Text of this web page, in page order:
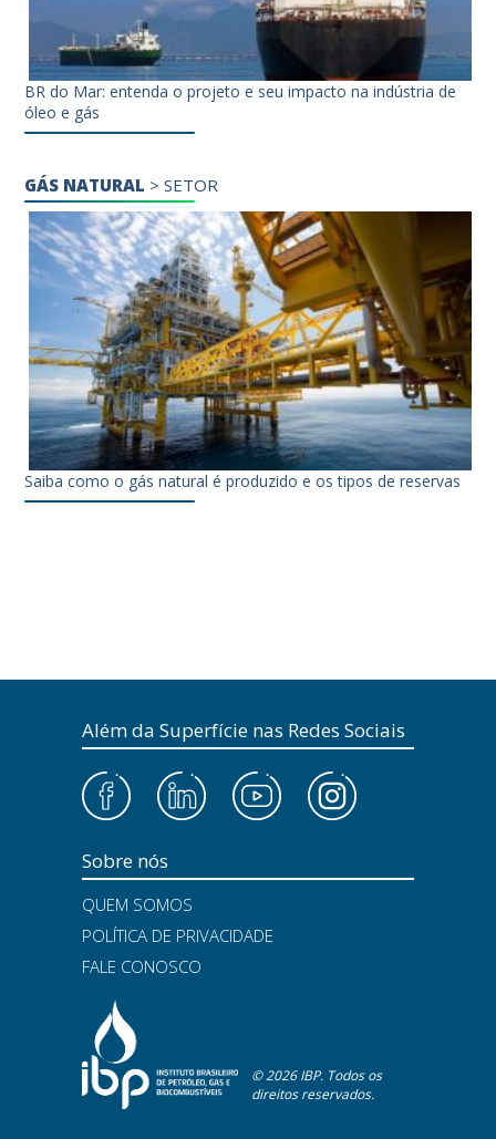
BR do Mar: entenda o projeto e seu impacto na indústria de
óleo e gás
GÁS NATURAL >SETOR
Saiba como o gás natural é produzido e os tipos de reservas
Além da Superfície nas Redes Sociais
Sobre nós
QUEM SOMOS
POLÍTICA DE PRIVACIDADE
FALE CONOSCO
© 2026 IBP. Todos os
direitos reservados.